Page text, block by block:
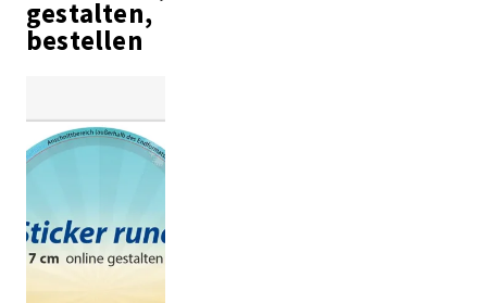
gestalten,
bestellen